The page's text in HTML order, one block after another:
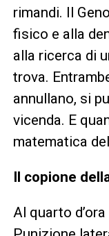
rimandi. Il
fisico e alla
alla ricerca di
trova.
annullano, si
vicenda. E
matematica
Il copione
Al quarto